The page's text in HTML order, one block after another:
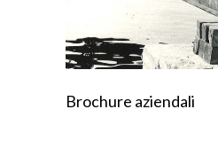
Brochure aziendali